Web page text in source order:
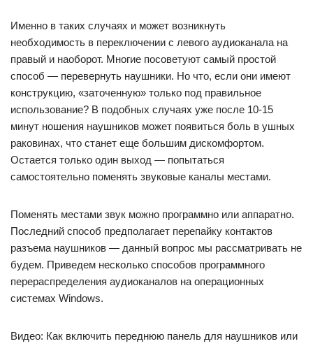
Именно в таких случаях и может возникнуть
необходимость в переключении с левого аудиоканала на
правый и наоборот. Многие посоветуют самый простой
способ — перевернуть наушники. Но что, если они имеют
конструкцию, «заточенную» только под правильное
использование? В подобных случаях уже после 10-15
минут ношения наушников может появиться боль в ушных
раковинах, что станет еще большим дискомфортом.
Остается только один выход — попытаться
самостоятельно поменять звуковые каналы местами.
Поменять местами звук можно программно или аппаратно.
Последний способ предполагает перепайку контактов
разъема наушников — данный вопрос мы рассматривать не
будем. Приведем несколько способов программного
перераспределения аудиоканалов на операционных
системах Windows.
Видео: Как включить переднюю панель для наушников или